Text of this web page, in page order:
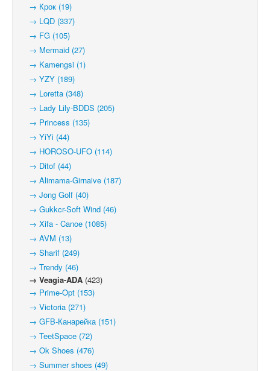
→ Крок (19)
→ LQD (337)
→ FG (105)
→ Mermaid (27)
→ Kamengsi (1)
→ YZY (189)
→ Loretta (348)
→ Lady Lily-BDDS (205)
→ Princess (135)
→ YiYi (44)
→ HOROSO-UFO (114)
→ Ditof (44)
→ Alimama-Girnaive (187)
→ Jong Golf (40)
→ Gukkcr-Soft Wind (46)
→ Xifa - Canoe (1085)
→ AVM (13)
→ Sharif (249)
→ Trendy (46)
→ Veagia-ADA (423)
→ Prime-Opt (153)
→ Victoria (271)
→ GFB-Канарейка (151)
→ TeetSpace (72)
→ Ok Shoes (476)
→ Summer shoes (49)